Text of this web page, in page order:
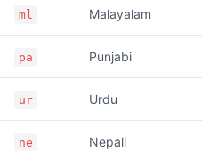
ml Malayalam
pa Punjabi
ur Urdu
ne Nepali